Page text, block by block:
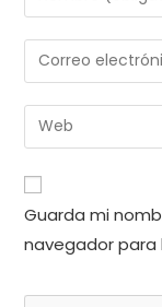
tu
nombre
de
usuario
para
comentar
Introduce
tu
dirección
de
electrónico
para
comentar
Introduce
la
URL
de
tu
web
Guarda mi
navegador para